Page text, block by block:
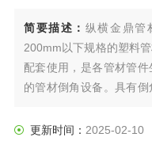
简要描述： 纵横金鼎管
200mm以下规格的塑料
配套使用，是各管材管
的管材倒角设备。具有
更新时间： 2025-02-10